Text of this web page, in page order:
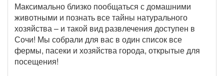
Максимально близко пообщаться с домашними
животными и познать все тайны натурального
хозяйства – и такой вид развлечения доступен в
Сочи! Мы собрали для вас в один список все
фермы, пасеки и хозяйства города, открытые для
посещения!